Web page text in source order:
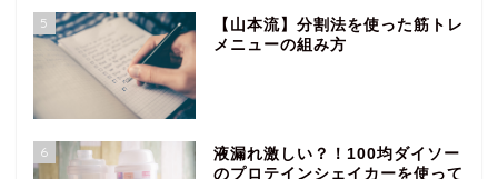
5
【山本流】分割法を使った筋トレ
メニューの組み方
6
液漏れ激しい？！100均ダイソー
のプロテインシェイカーを使って